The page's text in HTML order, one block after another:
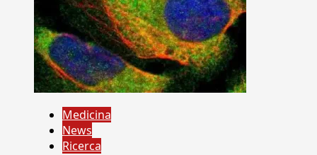
Medicina
News
Ricerca